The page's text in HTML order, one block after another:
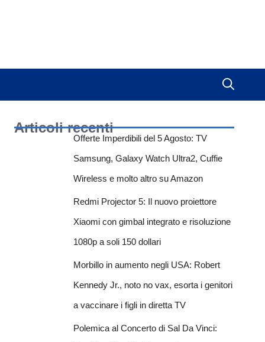
Articoli recenti
Offerte Imperdibili del 5 Agosto: TV
Samsung, Galaxy Watch Ultra2, Cuffie
Wireless e molto altro su Amazon
Redmi Projector 5: Il nuovo proiettore
Xiaomi con gimbal integrato e risoluzione
1080p a soli 150 dollari
Morbillo in aumento negli USA: Robert
Kennedy Jr., noto no vax, esorta i genitori
a vaccinare i figli in diretta TV
Polemica al Concerto di Sal Da Vinci: